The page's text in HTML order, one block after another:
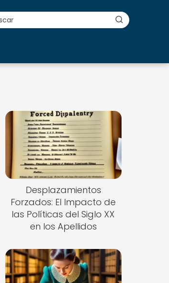
Desplazamientos
Forzados: El Impacto de
las Políticas del Siglo XX
en los Apellidos